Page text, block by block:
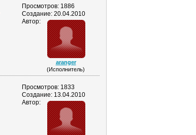
Просмотров: 1886
Создание: 20.04.2010
Автор:
aranger
(Исполнитель)
Просмотров: 1833
Создание: 13.04.2010
Автор: